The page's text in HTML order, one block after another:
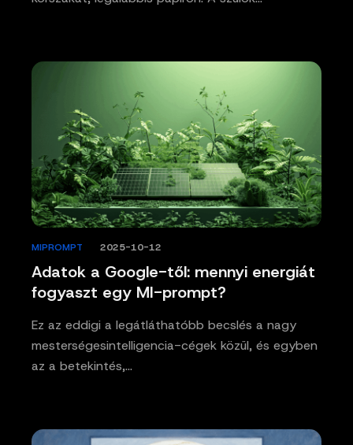
Adatok a Google-től: mennyi energiát
fogyaszt egy MI-prompt?
MIPROMPT 2025-10-12
Ez az eddigi a legátláthatóbb becslés a nagy
mesterségesintelligencia-cégek közül, és egyben
az a betekintés,…